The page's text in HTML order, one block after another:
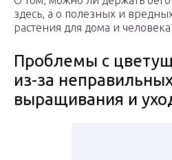
здесь, а о полезных и
растения для дома и
Проблемы с
из-за
выращивания и